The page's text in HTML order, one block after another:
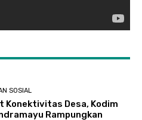
SOSIAL
Konektivitas Desa, Kodim
Rampungkan